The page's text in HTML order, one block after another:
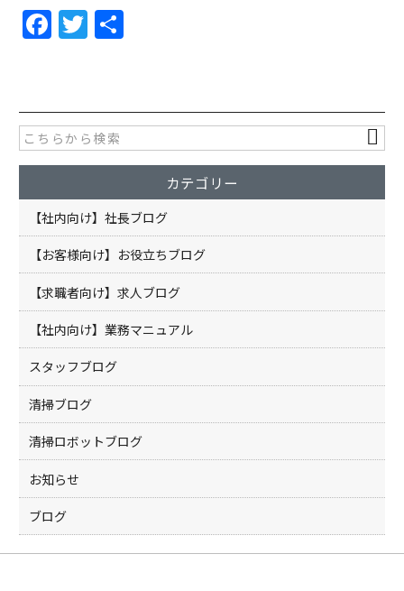
F
a
e
b
o
o
k
T
w
er
カテゴリー
【社内向け】社長ブログ
【お客様向け】お役立ちブログ
【求職者向け】求人ブログ
【社内向け】業務マニュアル
スタッフブログ
清掃ブログ
清掃ロボットブログ
お知らせ
ブログ